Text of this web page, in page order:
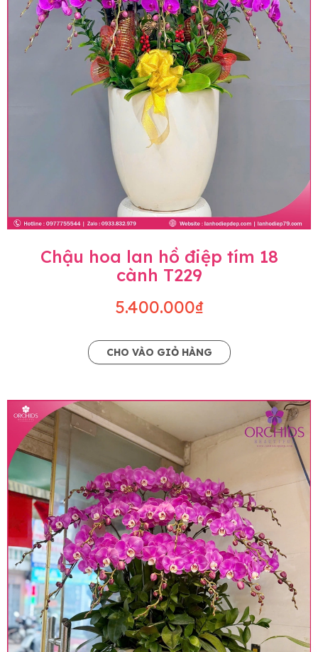
Chậu hoa lan hồ điệp tím 18
cành T229
5.400.000₫
CHO VÀO GIỎ HÀNG